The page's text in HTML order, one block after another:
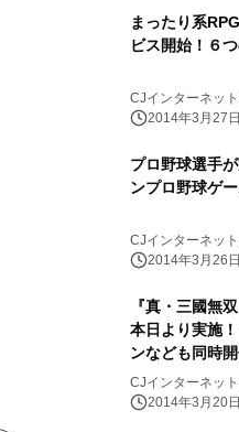
まったり系
ビス開始！６
CJインターネッ
2014年3月27
プロ野球選手
ンプロ野球ゲ
CJインターネッ
2014年3月26
『真・三國無
本日より実施
ンなども同時開
CJインターネッ
2014年3月20